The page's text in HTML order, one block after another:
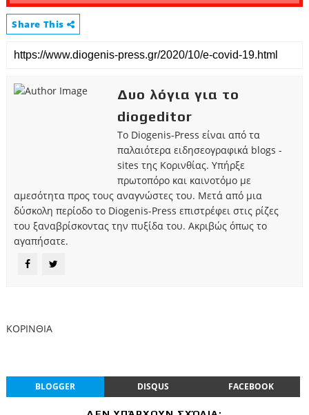
Share This
Δυο λόγια για το
diogeditor
Το Diogenis-Press είναι από τα
παλαιότερα ειδησεογραφικά blogs -
sites της Κορινθίας. Υπήρξε
πρωτοπόρο και καινοτόμο με
αμεσότητα προς τους αναγνώστες του. Μετά από μια
δύσκολη περίοδο το Diogenis-Press επιστρέφει στις ρίζες
του ξαναβρίσκοντας την πυξίδα του. Ακριβώς όπως το
αγαπήσατε.
ΚΟΡΙΝΘΙΑ
BLOGGER DISQUS FACEBOOK